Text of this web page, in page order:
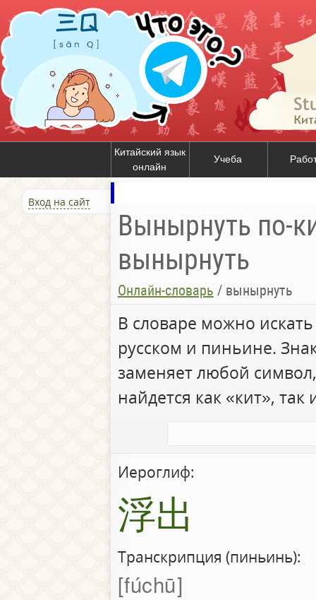
Китайский язык
онлайн
Учеба
Вход на сайт
Вынырнуть по-
вынырнуть
Онлайн-словарь / вынырнуть
В словаре можно
русском и пиньине.
заменяет любой
найдется как «кит», так
Иероглиф:
浮出
Транскрипция (пиньинь):
fúchū